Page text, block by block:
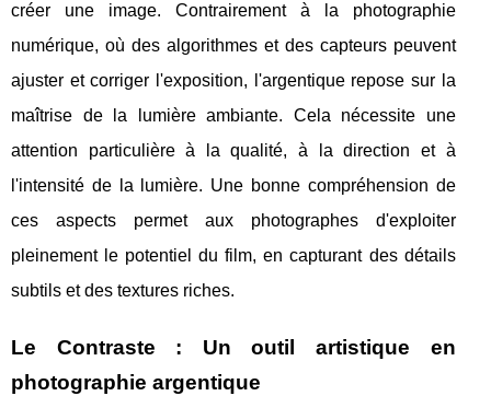
créer une image. Contrairement à la photographie
numérique, où des algorithmes et des capteurs peuvent
ajuster et corriger l'exposition, l'argentique repose sur la
maîtrise de la lumière ambiante. Cela nécessite une
attention particulière à la qualité, à la direction et à
l'intensité de la lumière. Une bonne compréhension de
ces aspects permet aux photographes d'exploiter
pleinement le potentiel du film, en capturant des détails
subtils et des textures riches.
Le Contraste : Un outil artistique en
photographie argentique